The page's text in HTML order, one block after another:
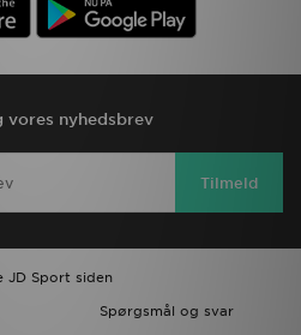
vores nyhedsbrev
Tilmeld
JD Sport siden
Spørgsmål og svar